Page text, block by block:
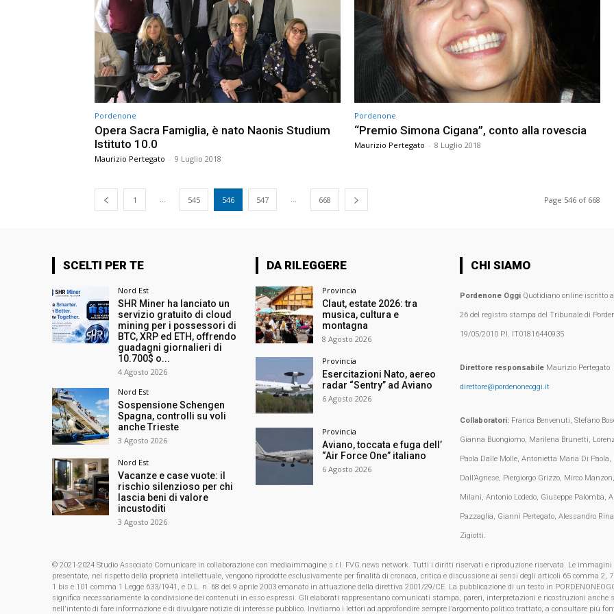
Pordenone
Opera Sacra Famiglia, è nato Naonis Studium
Istituto 10.0
Maurizio Pertegato - 9 Luglio 2018
Pordenone
“Premio Simona Cigana”, conto alla rovescia
Maurizio Pertegato - 8 Luglio 2018
1 545 546 547 668 Page 546 of 668
SCELTI PER TE
Nord Est
SHR Miner ha lanciato un
servizio gratuito di cloud
mining per i possessori di
BTC, XRP ed ETH, offrendo
guadagni giornalieri di
10.700$ o...
4 Agosto 2026
Nord Est
Sospensione Schengen
Spagna, controlli su voli
anche Trieste
3 Agosto 2026
Nord Est
Vacanze e case vuote: il
rischio silenzioso per chi
lascia beni di valore
incustoditi
3 Agosto 2026
DA RILEGGERE
Provincia
Claut, estate 2026: tra
musica, cultura e
montagna
8 Agosto 2026
Provincia
Esercitazioni Nato, aereo
radar “Sentry” ad Aviano
6 Agosto 2026
Provincia
Aviano, toccata e fuga dell’
“Air Force One” italiano
6 Agosto 2026
CHI SIAMO
Pordenone OggiQuotidiano online iscritto
26 del registro stampa del Tribunale di
19/05/2010 P.I. IT01816440935
Direttore responsabileMaurizio Pertegato
direttore@pordenoneoggi.it
Collaboratori:Franca Benvenuti, Stefano
Gianna Buongiorno, Marilena Brunetti,
Paola Dalle Molle, Antonietta Maria Di Paola,
Dall’Agnese, Piergiorgo Grizzo, Mirco
Milani, Antonio Lodedo, Giuseppe Palomba,
Pazzaglia, Gianni Pertegato, Alessandro
Zigiotti.
© 2021-2024 Studio Associato Comunicare in collaborazione con mediaimmagine s.r.l. FVG.news network. Tutti i diritti riservati e riproduzione riservata. Le immagini
presentate, nel rispetto della proprietà intellettuale, vengono riprodotte esclusivamente per finalità di cronaca, critica e discussione ai sensi degli articoli 65 comma 2,
1 bis e 101 comma 1 Legge 633/1941, e D.L. n. 68 del 9 aprile 2003 emanato in attuazione della direttiva 2001/29/CE. La pubblicazione di un testo in
significa necessariamente la condivisione dei contenuti in esso espressi. Gli elaborati rappresentano comunicati stampa, pareri, interpretazioni e ricostruzioni anche
nell'intento di fare informazione e di divulgare notizie di interesse pubblico. Invitiamo i lettori ad approfondire sempre l’argomento politico trattato, a consultare più